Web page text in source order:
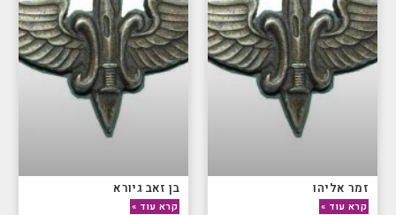
זמר אליהו
קרא עוד »
בן זאב גיורא
קרא עוד »